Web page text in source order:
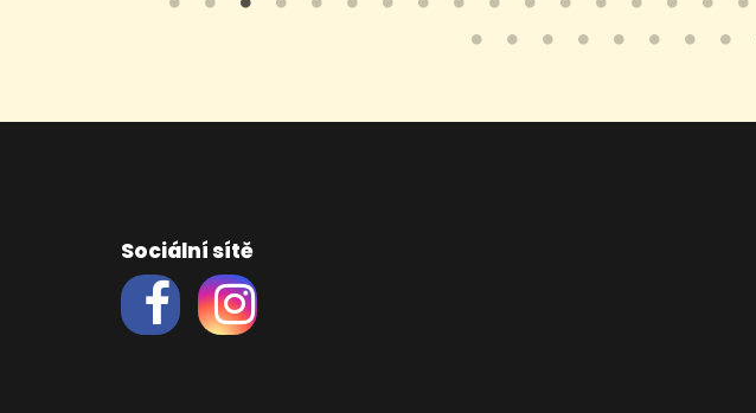
Sociální sítě